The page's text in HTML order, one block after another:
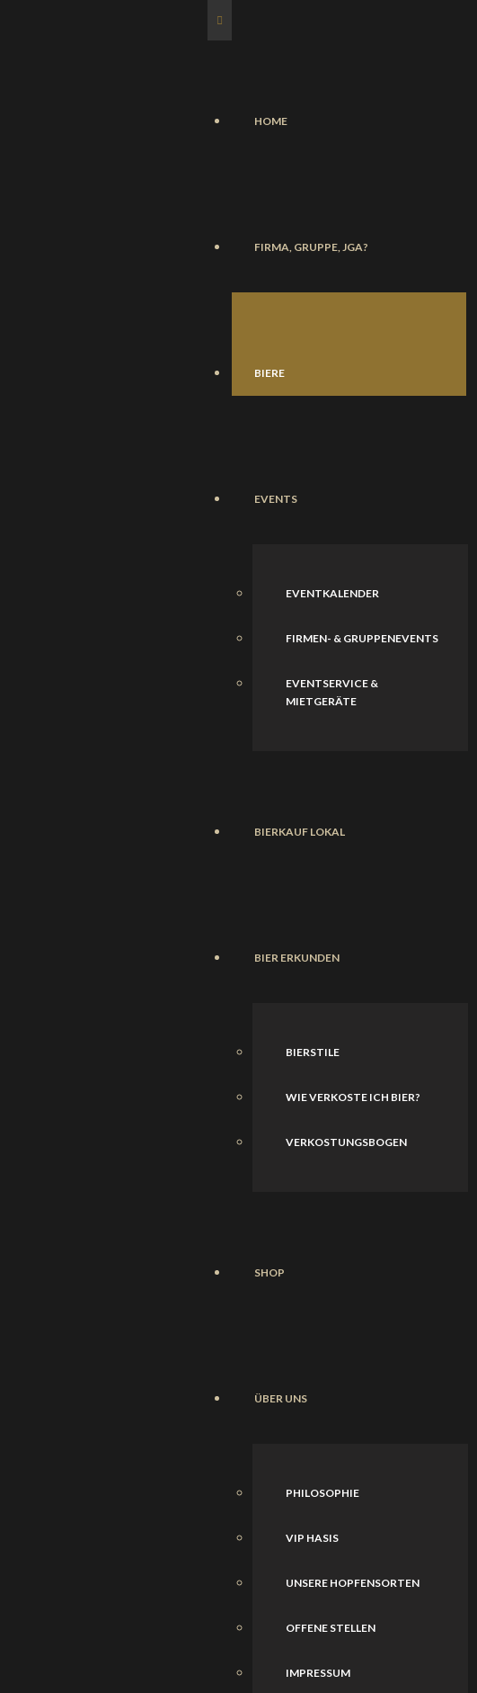
HOME
FIRMA, GRUPPE, JGA?
BIERE
EVENTS
EVENTKALENDER
FIRMEN- & GRUPPENEVENTS
EVENTSERVICE &
MIETGERÄTE
BIERKAUF LOKAL
BIER ERKUNDEN
BIERSTILE
WIE VERKOSTE ICH BIER?
VERKOSTUNGSBOGEN
SHOP
ÜBER UNS
PHILOSOPHIE
VIP HASIS
UNSERE HOPFENSORTEN
OFFENE STELLEN
IMPRESSUM